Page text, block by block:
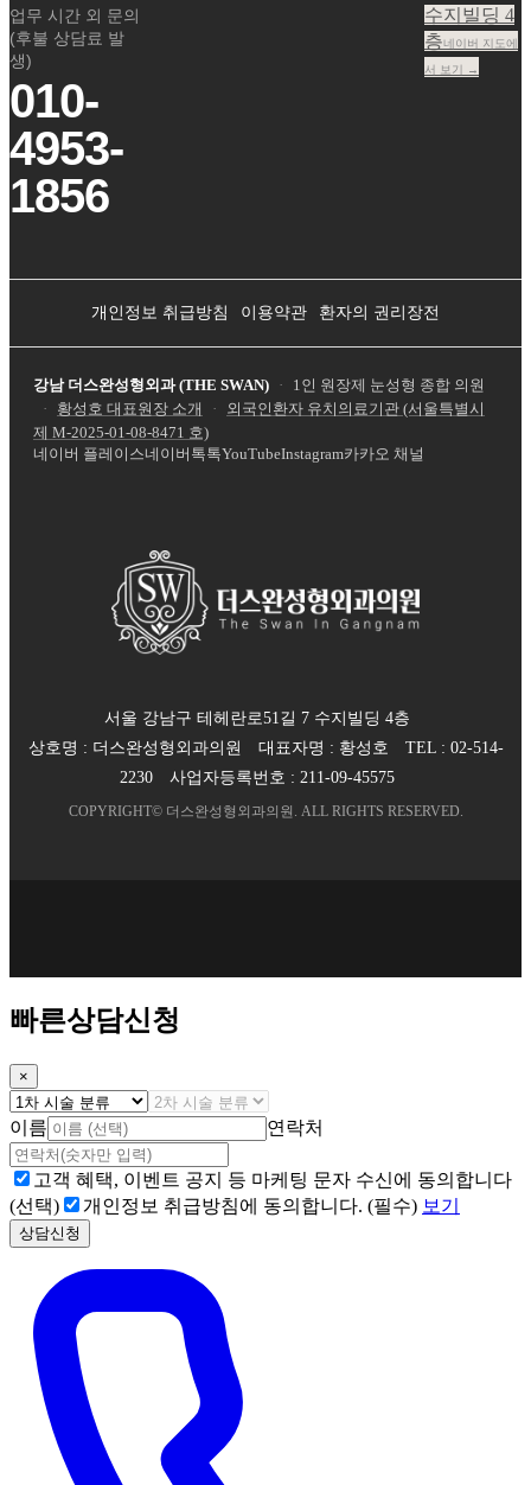
업무 시간 외 문의
(후불 상담료 발
생)
010-
4953-
1856
수지빌딩 4
층네이버 지도에
서 보기 →
개인정보 취급방침 이용약관 환자의 권리장전
강남 더스완성형외과 (THE SWAN) ·
1인 원장제 눈성형 종합 의원
·
황성호 대표원장 소개 ·
외국인환자 유치의료기관 (서울특별시
제 M-2025-01-08-8471 호)
네이버 플레이스네이버톡톡YouTubeInstagram카카오 채널
서울 강남구 테헤란로51길 7 수지빌딩 4층
상호명 : 더스완성형외과의원 대표자명 : 황성호 TEL : 02-514-
2230
사업자등록번호 : 211-09-45575
COPYRIGHT© 더스완성형외과의원 . ALL RIGHTS RESERVED.
빠른상담신청
×
이름 연락처
고객 혜택, 이벤트 공지 등 마케팅 문자 수신에 동의합니다
(선택)
개인정보 취급방침에 동의합니다. (필수) 보기
상담신청